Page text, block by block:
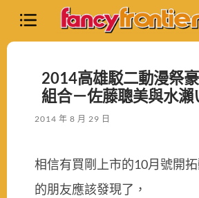
2014高雄駁二動漫祭
組合－佐藤聰美與水瀨
2014 年 8 月 29 日
相信有買剛上市的10月號開
的朋友應該發現了，